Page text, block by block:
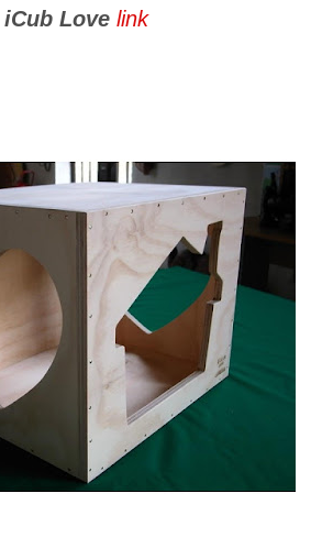
iCub Love link